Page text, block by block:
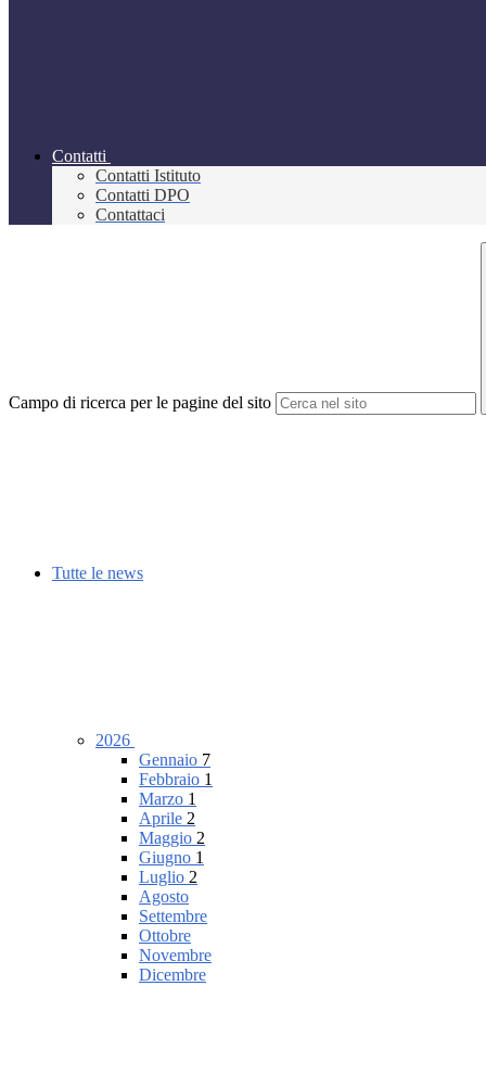
Contatti
Contatti Istituto
Contatti DPO
Contattaci
Campo di ricerca per le pagine del sito
Tutte le news
2026
Gennaio 7
Febbraio 1
Marzo 1
Aprile 2
Maggio 2
Giugno 1
Luglio 2
Agosto
Settembre
Ottobre
Novembre
Dicembre